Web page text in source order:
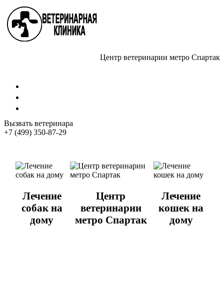
Центр ветеринарии метро Спартак
Вызвать ветеринара
+7 (499) 350-87-29
Лечение
собак на
дому
Центр
ветеринарии
метро Спартак
Лечение
кошек на
дому